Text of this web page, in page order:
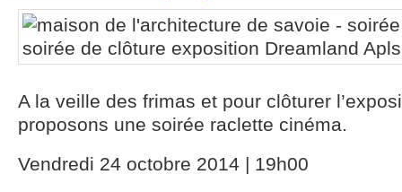
A la veille des frimas et pour clôturer
proposons une soirée raclette cinéma.
Vendredi 24 octobre 2014 | 19h00